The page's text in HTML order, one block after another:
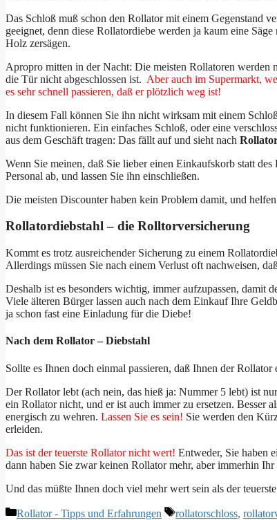
Das Schloß muß schon den Rollator mit einem Gegenstand
geeignet, denn diese Rollatordiebe werden ja kaum eine
Holz zersägen.
Apropro mitten in der Nacht: Die meisten Rollatoren werden
die Tür nicht abgeschlossen ist. Aber auch im Supermarkt,
es sehr schnell passieren, daß er plötzlich weg ist!
In diesem Fall können Sie ihn nicht wirksam mit einem
nicht funktionieren. Ein einfaches Schloß, oder eine
aus dem Geschäft tragen: Das fällt auf und sieht nach
Wenn Sie meinen, daß Sie lieber einen Einkaufskorb statt
Personal ab, und lassen Sie ihn einschließen.
Die meisten Discounter haben kein Problem damit, und
Rollatordiebstahl – die Rolltorversicherung
Kommt es trotz ausreichender Sicherung zu einem
Allerdings müssen Sie nach einem Verlust oft nachweisen,
Deshalb ist es besonders wichtig, immer aufzupassen, damit
Viele älteren Bürger lassen auch nach dem Einkauf Ihre
ja schon fast eine Einladung für die Diebe!
Nach dem Rollator – Diebstahl
Sollte es Ihnen doch einmal passieren, daß Ihnen der
Der Rollator lebt (ach nein, das hieß ja: Nummer 5 lebt) ist
ein Rollator nicht, und er ist auch immer zu ersetzen. Besser
energisch zu wehren. Lassen Sie es sein! Sie werden den
erleiden.
Das ist der teuerste Rollator nicht wert! Entweder, Sie haben
dann haben Sie zwar keinen Rollator mehr, aber immerhin
Und das müßte Ihnen doch viel mehr wert sein als der
Kategorien
Rollator - Tipps und Erfahrungen Schlagwörter
rollatorschloss,